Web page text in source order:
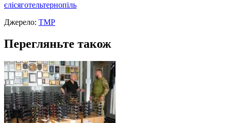
єлісяготельтернопіль
Джерело: ТМР
Перегляньте також